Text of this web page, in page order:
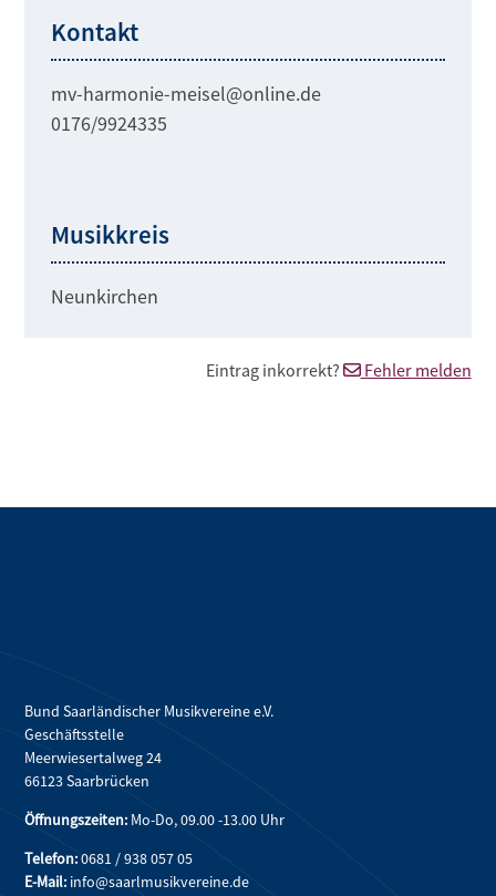
Kontakt
mv-harmonie-meisel@online.de
0176/9924335
Musikkreis
Neunkirchen
Eintrag inkorrekt? Fehler melden
Bund Saarländischer Musikvereine e.V.
Geschäftsstelle
Meerwiesertalweg 24
66123 Saarbrücken
Öffnungszeiten: Mo-Do, 09.00 -13.00 Uhr
Telefon:0681 / 938 057 05
E-Mail: info@saarlmusikvereine.de